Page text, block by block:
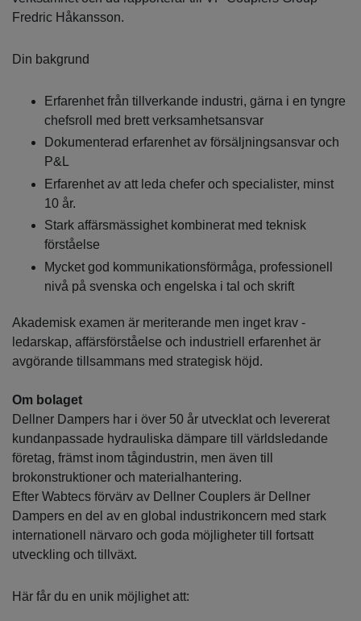
Fredric Håkansson.
Din bakgrund
Erfarenhet från tillverkande industri, gärna i en tyngre
chefsroll med brett verksamhetsansvar
Dokumenterad erfarenhet av försäljningsansvar och
P&L
Erfarenhet av att leda chefer och specialister, minst
10 år.
Stark affärsmässighet kombinerat med teknisk
förståelse
Mycket god kommunikationsförmåga, professionell
nivå på svenska och engelska i tal och skrift
Akademisk examen är meriterande men inget krav -
ledarskap, affärsförståelse och industriell erfarenhet är
avgörande tillsammans med strategisk höjd.
Om bolaget
Dellner Dampers har i över 50 år utvecklat och levererat
kundanpassade hydrauliska dämpare till världsledande
företag, främst inom tågindustrin, men även till
brokonstruktioner och materialhantering.
Efter Wabtecs förvärv av Dellner Couplers är Dellner
Dampers en del av en global industrikoncern med stark
internationell närvaro och goda möjligheter till fortsatt
utveckling och tillväxt.
Här får du en unik möjlighet att: